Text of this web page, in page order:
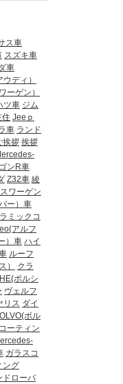
ス車
スズキ車
車
ディ）
ーゲン）
ツ車 ジム
住 Jeeｐ
車 ランド
挨拶 挨拶
ンR車
Z32車 綾
ワーゲン
ー）車
ミックコ
アルフ
）車 ハイ
ルーフ
）
クラ
ポルシ
ヴェルフ
リス ダイ
ボル
ーティン
ガラスコ
ング
ローバ